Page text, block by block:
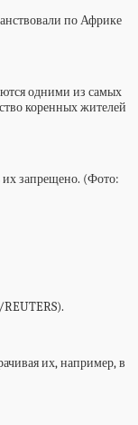
по Африке
одними из самых
коренных жителей
их запрещено. (Фото:
их, например, в